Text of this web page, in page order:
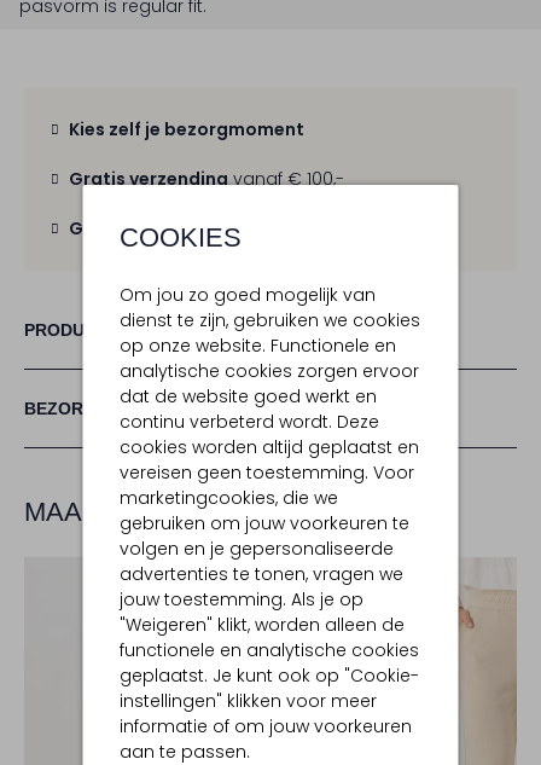
COOKIES
Om jou zo goed mogelijk van
dienst te zijn, gebruiken we cookies
op onze website. Functionele en
analytische cookies zorgen ervoor
dat de website goed werkt en
continu verbeterd wordt. Deze
cookies worden altijd geplaatst en
vereisen geen toestemming. Voor
marketingcookies, die we
gebruiken om jouw voorkeuren te
volgen en je gepersonaliseerde
advertenties te tonen, vragen we
jouw toestemming. Als je op
"Weigeren" klikt, worden alleen de
functionele en analytische cookies
geplaatst. Je kunt ook op "Cookie-
instellingen" klikken voor meer
informatie of om jouw voorkeuren
aan te passen.
pasvorm is regular fit.
Kies zelf je bezorgmoment
Gratis verzendingvanaf € 100,-
Gratis retourbinnen 30 dagen
PRODUCT INFORMATIE
BEZORGEN & RETOURNEREN
MAAK JE LOOK COMPLEET